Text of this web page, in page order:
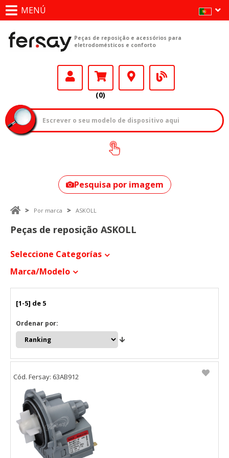
MENÚ
Peças de reposição e acessórios para
eletrodomésticos e conforto
(0)
Como encontrar
o seu modelo?
Pesquisa por imagem
Por marca ASKOLL
Peças de reposição ASKOLL
Seleccione Categorías
Marca/modelo
[1-5] de 5
Ordenar por:
Cód. Fersay: 63AB912